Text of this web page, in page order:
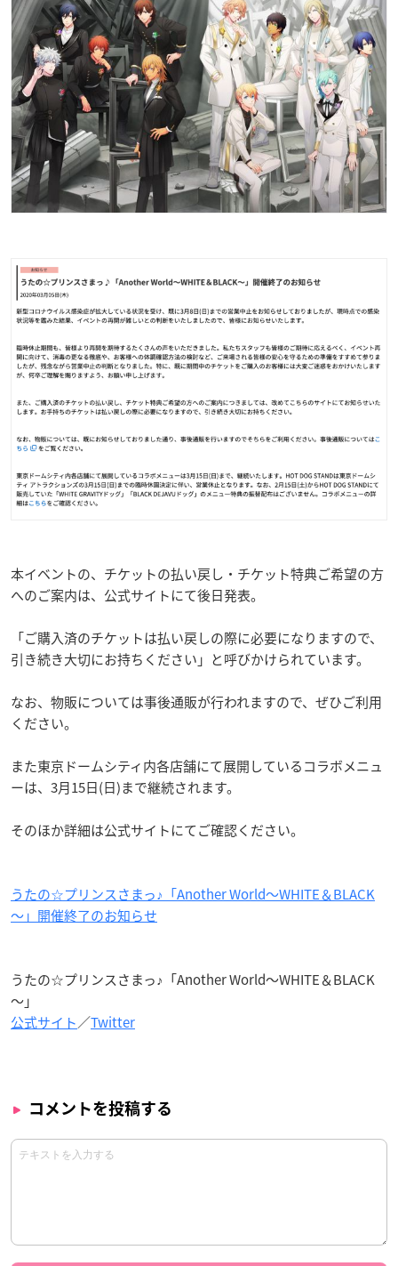
本イベントの、チケットの払い戻し・チケット特典ご希望の方
へのご案内は、公式サイトにて後日発表。
「ご購入済のチケットは払い戻しの際に必要になりますので、
引き続き大切にお持ちください」と呼びかけられています。
なお、物販については事後通販が行われますので、ぜひご利用
ください。
また東京ドームシティ内各店舗にて展開しているコラボメニュ
ーは、3月15日(日)まで継続されます。
そのほか詳細は公式サイトにてご確認ください。
うたの☆プリンスさまっ♪「Another World～WHITE＆BLACK
～」開催終了のお知らせ
うたの☆プリンスさまっ♪「Another World～WHITE＆BLACK
～」
公式サイト／Twitter
コメントを投稿する